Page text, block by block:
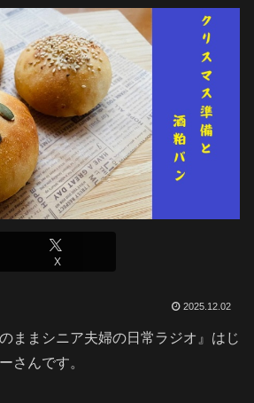
X
2025.12.02
ままシニア夫婦の日常ラジオ』はじ
さんです。